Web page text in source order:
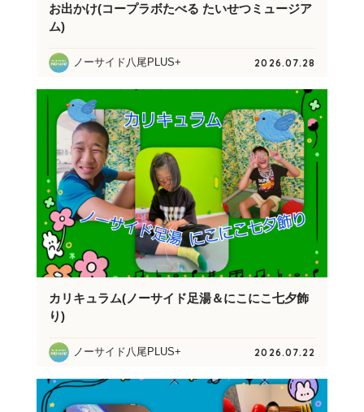
お出かけ(コープラボたべる たいせつミュージア
ム)
ノーサイド八尾PLUS+ 2026.07.28
カリキュラム(ノーサイド足湯＆にこにこ七夕飾
り)
ノーサイド八尾PLUS+ 2026.07.22